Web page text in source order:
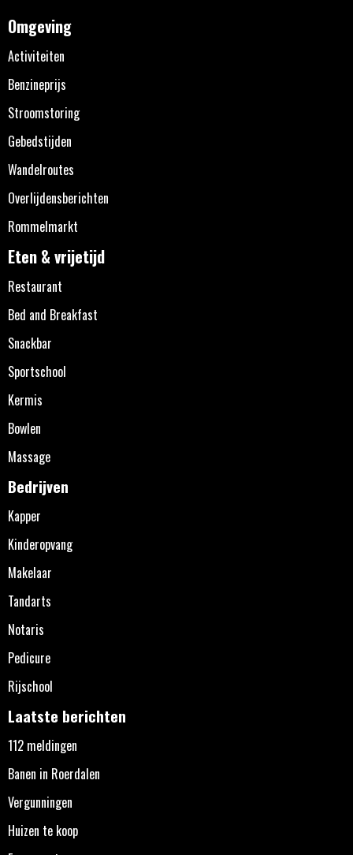
Omgeving
Activiteiten
Benzineprijs
Stroomstoring
Gebedstijden
Wandelroutes
Overlijdensberichten
Rommelmarkt
Eten & vrijetijd
Restaurant
Bed and Breakfast
Snackbar
Sportschool
Kermis
Bowlen
Massage
Bedrijven
Kapper
Kinderopvang
Makelaar
Tandarts
Notaris
Pedicure
Rijschool
Laatste berichten
112 meldingen
Banen in Roerdalen
Vergunningen
Huizen te koop